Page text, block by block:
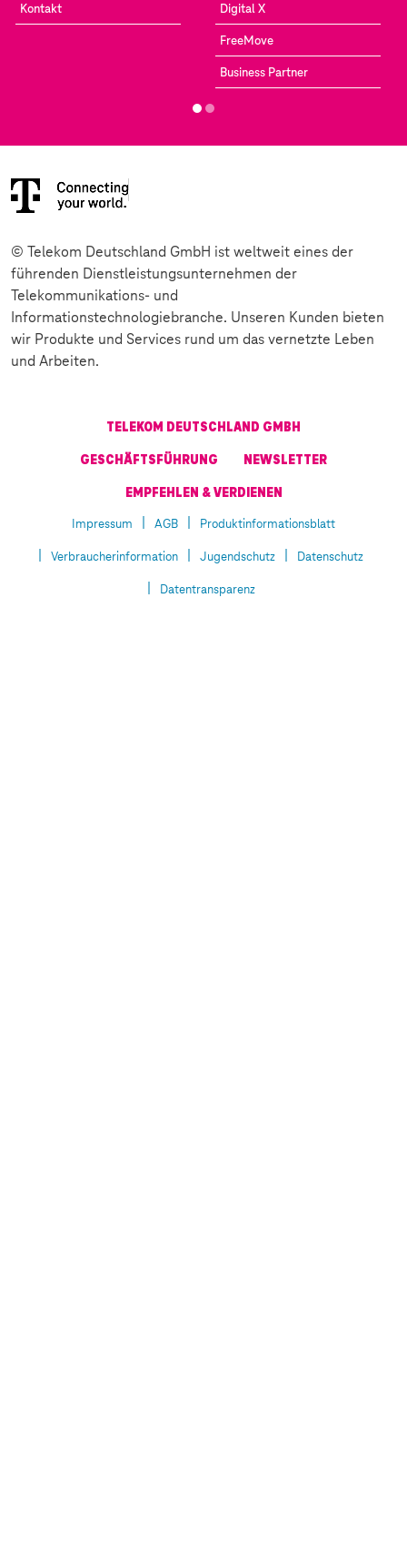
Kontakt Digital X
FreeMove
Business Partner
© Telekom Deutschland GmbH ist weltweit eines der
führenden Dienstleistungsunternehmen der
Telekommunikations- und
Informationstechnologiebranche. Unseren Kunden bieten
wir Produkte und Services rund um das vernetzte Leben
und Arbeiten.
TELEKOM DEUTSCHLAND GMBH
GESCHÄFTSFÜHRUNG NEWSLETTER
EMPFEHLEN & VERDIENEN
Impressum AGB Produktinformationsblatt
Verbraucherinformation Jugendschutz Datenschutz
Datentransparenz